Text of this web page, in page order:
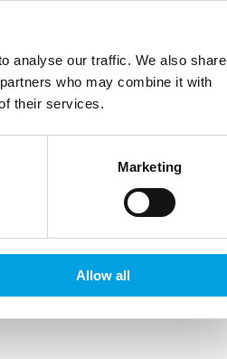
analyse our traffic. We also share
who may combine it with
their services.
Marketing
Allow all